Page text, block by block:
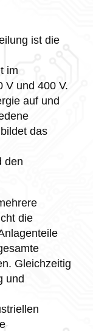
ist die
im
V und 400 V.
auf und
das
den
die
Gleichzeitig
und